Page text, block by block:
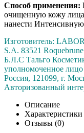
Способ применения:
очищенную кожу лица
нанести
Изготовитель:
S.A. 83521
Б.Л.С Тальго
уполномоченное
Россия, 121099, г.
Авторизованный
Описание
Характеристики
Отзывы (0)